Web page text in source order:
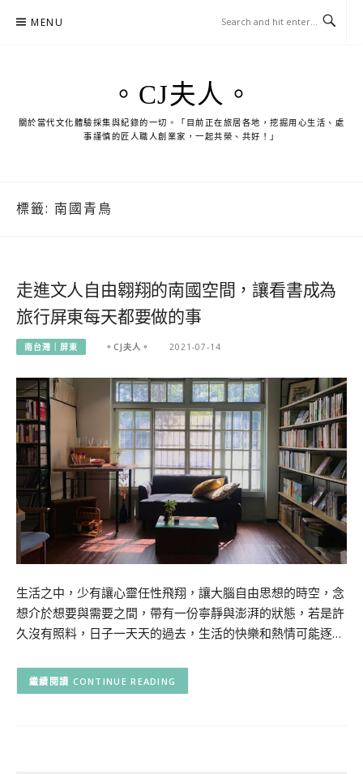
MENU
。CJ夫人。
關於當代文化體驗採集與紀錄的一切。「目前正在旅居各地，挖掘用心生活、處
事謹慎的匠人職人創業家，一起共榮、共好！」
標籤: 南國青鳥
走進文人自由翱翔的南國空間，讓看書成為
旅行屏東每天都要做的事
南台灣｜屏東 。CJ夫人。 2021-07-14
生活之中，少有讓心靈任性飛翔，讓大腦自由思想的時空，念
想介於想要與需要之間，帶有一份寧靜與澎湃的狀態，若是許
久沒有照料，日子一天天的過去，生活的快樂和熱情可能逐…
CONTINUE READING